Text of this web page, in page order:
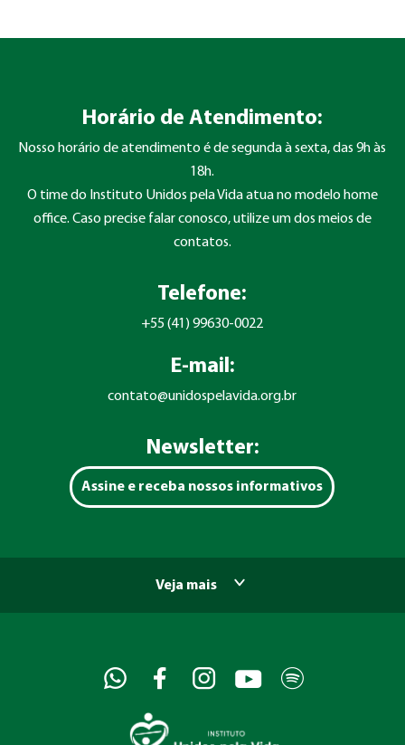
Horário de Atendimento:
Nosso horário de atendimento é de segunda à sexta, das 9h às
18h.
O time do Instituto Unidos pela Vida atua no modelo home
office. Caso precise falar conosco, utilize um dos meios de
contatos.
Telefone:
+55 (41) 99630-0022
E-mail:
contato@unidospelavida.org.br
Newsletter:
Assine e receba nossos informativos
Veja mais